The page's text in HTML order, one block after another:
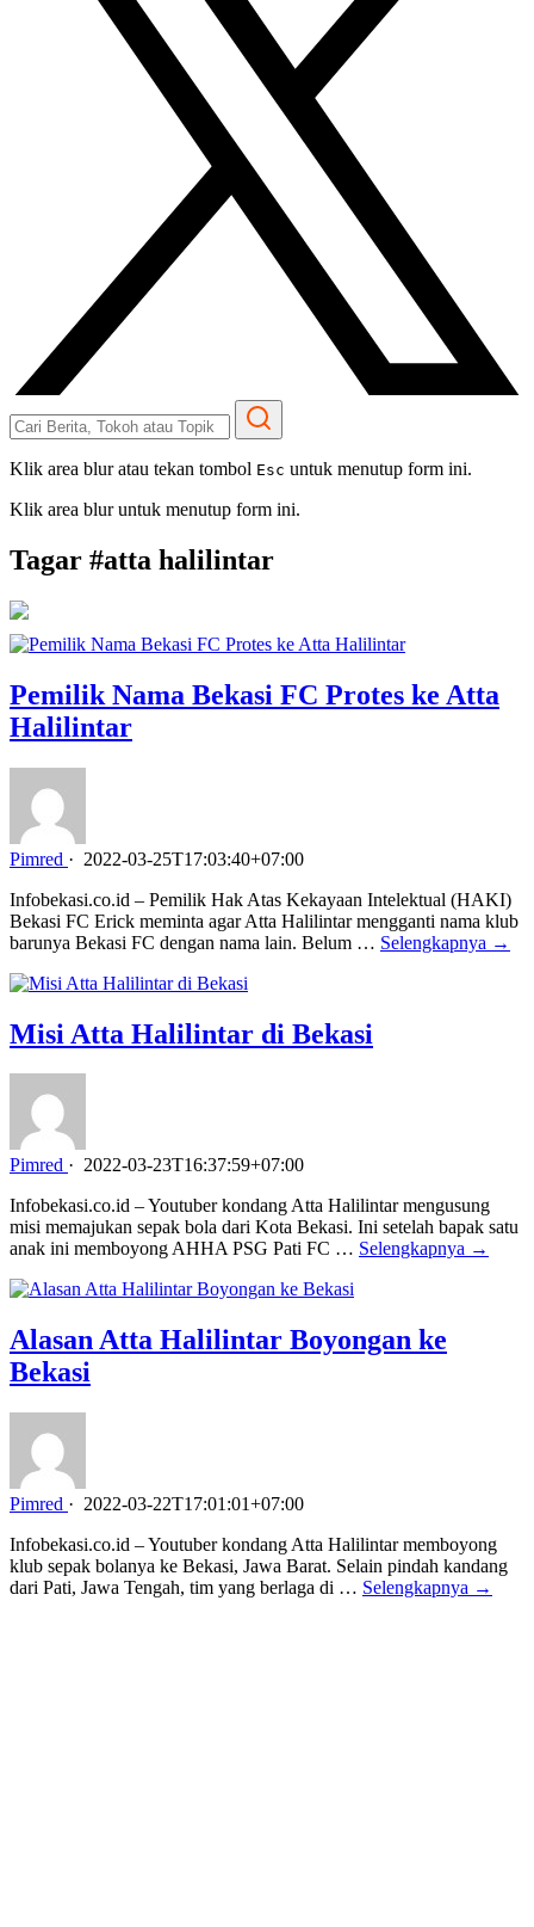
Klik area blur atau tekan tombol Esc untuk menutup form ini.
Klik area blur untuk menutup form ini.
Tagar #atta halilintar
Pemilik Nama Bekasi FC Protes ke Atta
Halilintar
Pimred · 2022-03-25T17:03:40+07:00
Infobekasi.co.id – Pemilik Hak Atas Kekayaan Intelektual (HAKI)
Bekasi FC Erick meminta agar Atta Halilintar mengganti nama klub
barunya Bekasi FC dengan nama lain. Belum … Selengkapnya →
Misi Atta Halilintar di Bekasi
Pimred · 2022-03-23T16:37:59+07:00
Infobekasi.co.id – Youtuber kondang Atta Halilintar mengusung
misi memajukan sepak bola dari Kota Bekasi. Ini setelah bapak satu
anak ini memboyong AHHA PSG Pati FC … Selengkapnya →
Alasan Atta Halilintar Boyongan ke
Bekasi
Pimred · 2022-03-22T17:01:01+07:00
Infobekasi.co.id – Youtuber kondang Atta Halilintar memboyong
klub sepak bolanya ke Bekasi, Jawa Barat. Selain pindah kandang
dari Pati, Jawa Tengah, tim yang berlaga di … Selengkapnya →